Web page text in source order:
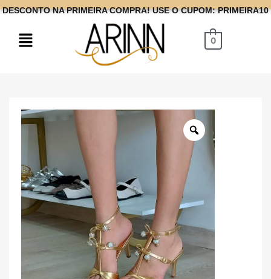
DESCONTO NA PRIMEIRA COMPRA! USE O CUPOM: PRIMEIRA10
0